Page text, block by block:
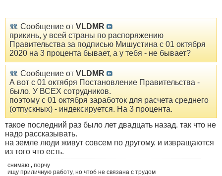
Сообщение от VLDMR
прикинь, у всей страны по распоряжению
Правительства за подписью Мишустина с 01 октября
2020 на 3 процента бывает, а у тебя - не бывает?
Сообщение от VLDMR
А вот с 01 октября Постановление Правительства -
было. У ВСЕХ сотрудников.
поэтому с 01 октября заработок для расчета среднего
(отпускных) - индексируется. На 3 процента.
такое последний раз было лет двадцать назад. так что не
надо рассказывать.
на земле люди живут совсем по другому. и извращаются
из того что есть.
снимаю , порчу
ищу приличную работу, но чтоб не связана с трудом